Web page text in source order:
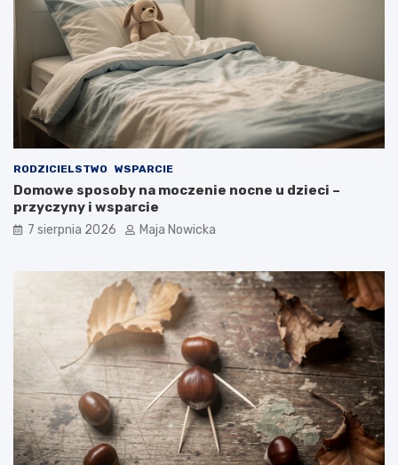
RODZICIELSTWO WSPARCIE
Domowe sposoby na moczenie nocne u dzieci –
przyczyny i wsparcie
7 sierpnia 2026 Maja Nowicka